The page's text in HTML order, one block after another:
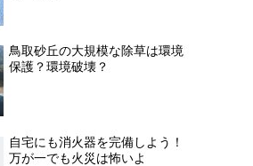
鳥取砂丘の大規模な除草は環境
保護？環境破壊？
自宅にも消火器を完備しよう！
万が一でも火災は怖いよ